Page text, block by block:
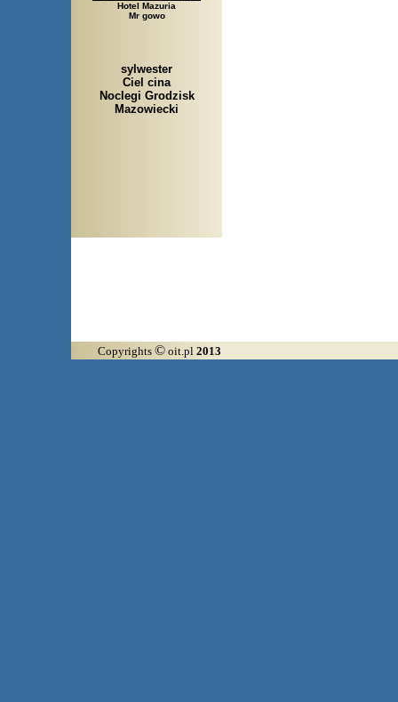
Hotel Mazuria
Mr gowo
sylwester
Ciel cina
Noclegi Grodzisk
Mazowiecki
Copyrights © oit.pl 2013